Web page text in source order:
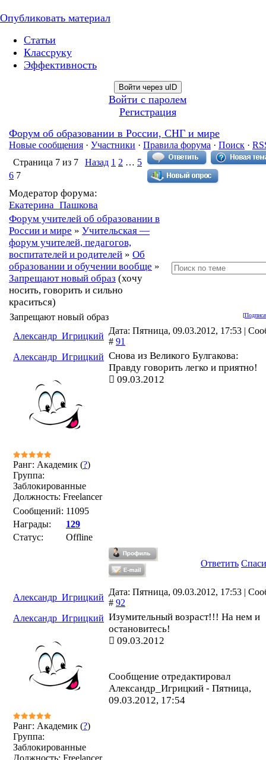
Опубликовать материал
Статьи
Классруку
Эффективность
Войти через uID
Войти с паролем
Регистрация
Форум об образовании в России, СНГ и мире
Новые сообщения · Участники · Правила форума · Поиск ·
Страница 7 из 7 Назад 1 2 … 5
6 7
Модератор форума:
Екатерина_Пашкова
Форум учителей об образовании в
России и мире » Учительская —
форум учителей, педагогов,
воспитателей и родителей » Об
образовании и обучении вообще »
Запрещают новый образ (хочу
носить, говорить и сильно
краситься)
[
Запрещают новый образ
Александр_Игрицкий
Дата: Пятница, 09.03.2012, 17:53 |
# 91
Александр_Игрицкий
Ранг: Академик (?)
Группа:
Заблокированные
Должность: Freelancer
Сообщений: 11095
Награды:
129
Статус:
Offline
Снова из Великого Булгакова:
Правду говорить легко и приятно!
09.03.2012
Ответить
Александр_Игрицкий
Дата: Пятница, 09.03.2012, 17:53 |
# 92
Александр_Игрицкий
Ранг: Академик (?)
Группа:
Заблокированные
Должность: Freelancer
Изумительный возраст!!! На нем и
остановитесь!
09.03.2012
Сообщение отредактировал
Александр_Игрицкий - Пятница,
09.03.2012, 17:54